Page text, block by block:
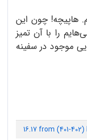
هاپیچه! چون این
را با آن تمیز
موجود در سفینه
16.17 from (401-